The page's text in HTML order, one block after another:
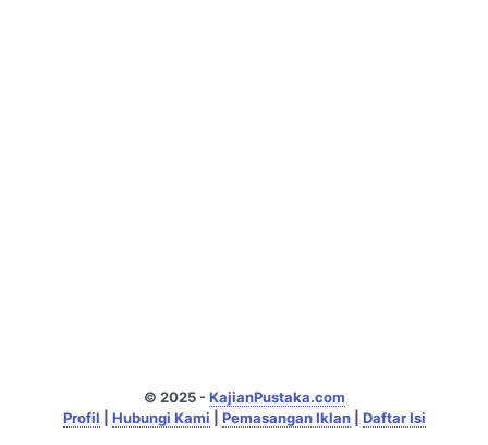
© 2025 - KajianPustaka.com
Profil
Hubungi Kami Pemasangan Iklan| Daftar Isi